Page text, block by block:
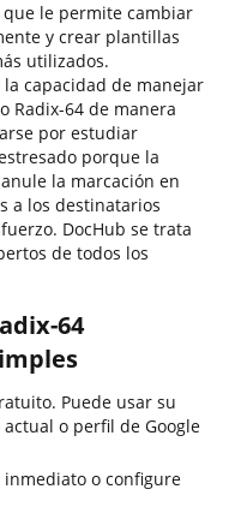
le permite cambiar
y crear plantillas
utilizados.
capacidad de manejar
Radix-64 de manera
por estudiar
porque la
la marcación en
a los destinatarios
DocHub se trata
de todos los
64
Puede usar su
o perfil de Google
inmediato o configure